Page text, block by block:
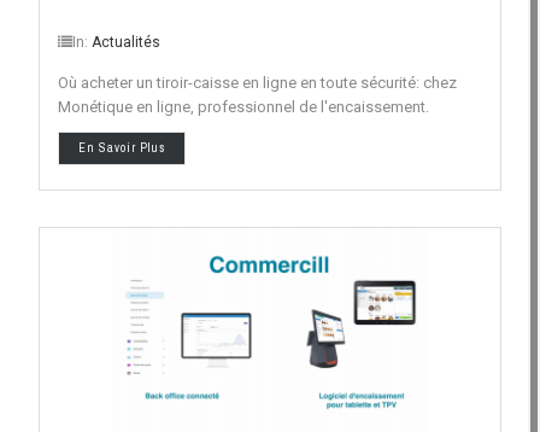
In: Actualités
Où acheter un tiroir-caisse en ligne en toute sécurité: chez
Monétique en ligne, professionnel de l'encaissement.
En Savoir Plus